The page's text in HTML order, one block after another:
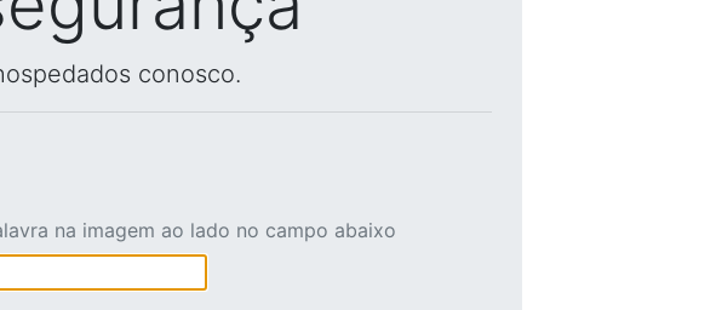
conosco.
na imagem ao lado no campo abaixo